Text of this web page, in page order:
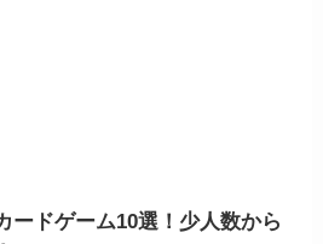
ードゲーム10選！少人数から